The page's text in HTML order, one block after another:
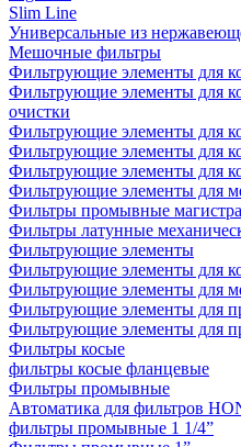
Slim Line
Универсальные из
Мешочные фильтры
Фильтрующие элементы для
Фильтрующие элементы для
очистки
Фильтрующие элементы для
Фильтрующие элементы для
Фильтрующие элементы для
Фильтрующие элементы для
Фильтры промывные
Фильтры латунные
Фильтрующие элементы
Фильтрующие элементы для
Фильтрующие элементы для
Фильтрующие элементы для
Фильтрующие элементы для
Фильтры косые
фильтры косые фланцевые
Фильтры промывные
Автоматика для фильтров
фильтры промывные 1 1/4”